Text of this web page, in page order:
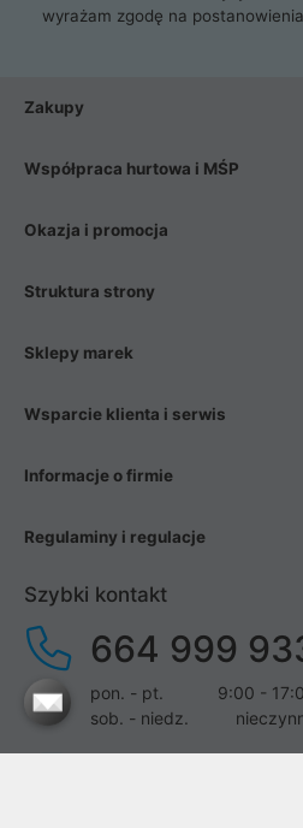
wyrażam zgodę na postanowienia
Zakupy
Współpraca hurtowa i MŚP
Okazja i promocja
Struktura strony
Sklepy marek
Wsparcie klienta i serwis
Informacje o firmie
Regulaminy i regulacje
Szybki kontakt
664 999
pon. - pt.
9:00 -
sob. - niedz.